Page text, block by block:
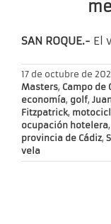
SAN ROQUE.- El
17 de octubre de
Masters, Campo de
economía, golf,
Fitzpatrick,
ocupación hotelera,
provincia de Cádiz,
vela